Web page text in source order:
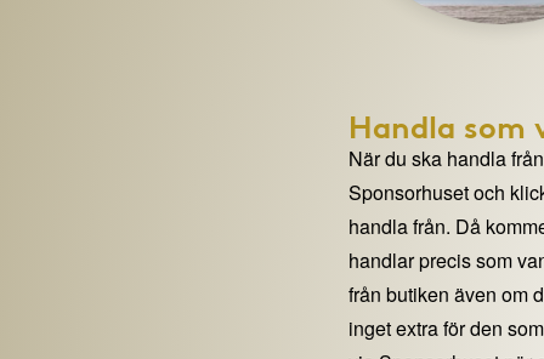
Handla som
När du ska handla
Sponsorhuset och
handla från. Då
handlar precis som
från butiken även om
inget extra för den